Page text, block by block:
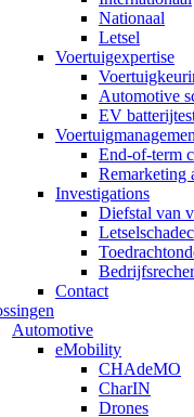
Nationaal
Letsel
Voertuigexpertise
Automotive
EV
End-of-term
Remarketing
Investigations
Diefstal van
Contact
Automotive
eMobility
CHAdeMO
CharIN
Drones